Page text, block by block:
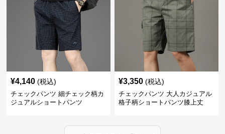
¥4,140 (税込)
チェックパンツ 細チェック柄カ
ジュアルショートパンツ
¥3,350 (税込)
チェックパンツ 大人カジュアル
格子柄ショートパンツ膝上丈